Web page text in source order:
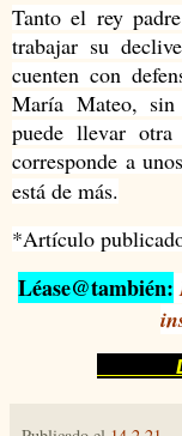
Tanto el rey
trabajar su
cuenten con
María Mateo,
puede llevar
corresponde a
está de más.
*Artículo
Léase@también: